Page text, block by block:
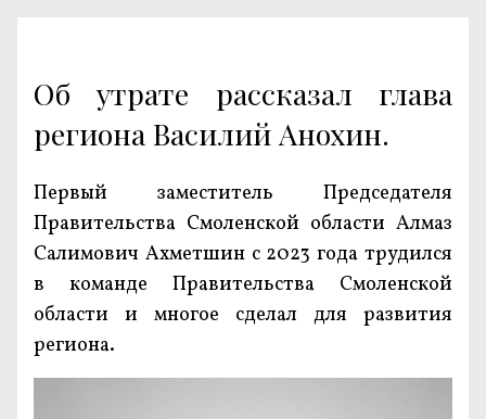
Об утрате рассказал глава
региона Василий Анохин.
Первый заместитель Председателя
Правительства Смоленской области Алмаз
Салимович Ахметшин с 2023 года трудился
в команде Правительства Смоленской
области и многое сделал для развития
региона.